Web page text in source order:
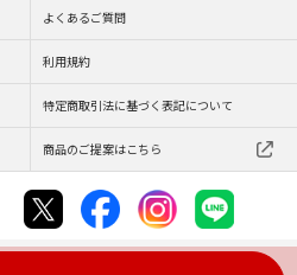
よくあるご質問
利用規約
特定商取引法に基づく表記について
商品のご提案はこちら